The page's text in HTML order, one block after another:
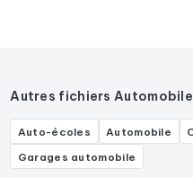
Autres fichiers Automobile
Auto-écoles Automobile
Garages automobile